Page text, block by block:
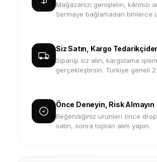
Mağazanızı genişletin, kârınızı
Sermaye bağlamadan binlerce
Siz Satın, Kargo
Siparişi siz alın, kargolama
gerçekleştirsin. Türkiye geneli
Önce Deneyin, Risk Almayın
Beğendiğiniz ürünleri önce
satın, sonra toptan alım yapın.